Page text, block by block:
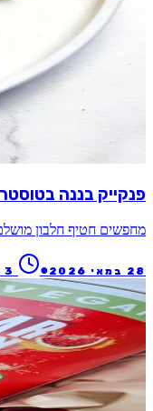
פנקייק בננה
מחפשים חטיף חלבון
28 במאי 2026 ●
3